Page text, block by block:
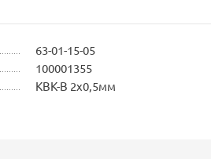
63-01-15-05
100001355
КВК-В 2x0,5мм